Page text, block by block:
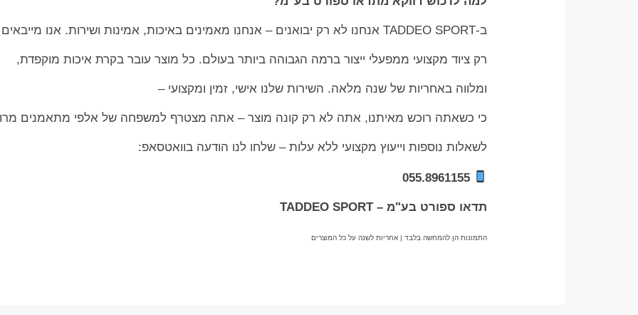
ב-TADDEO SPORT אנחנו לא רק יבואנים – אנחנו מאמינים באיכות, אמינות ושירות. אנו מייבאים
רק ציוד מקצועי ממפעלי ייצור ברמה הגבוהה ביותר בעולם. כל מוצר עובר בקרת איכות מוקפדת,
ומלווה באחריות של שנה מלאה. השירות שלנו אישי, זמין ומקצועי –
כי כשאתה רוכש מאיתנו, אתה לא רק קונה מוצר – אתה מצטרף למשפחה של אלפי מתאמנים
לשאלות נוספות וייעוץ מקצועי ללא עלות – שלחו לנו הודעה בוואטסאפ:
055.8961155
תדאו ספורט בע"מ – TADDEO SPORT
התמונות הן להמחשה בלבד | אחריות לשנה על כל המוצרים